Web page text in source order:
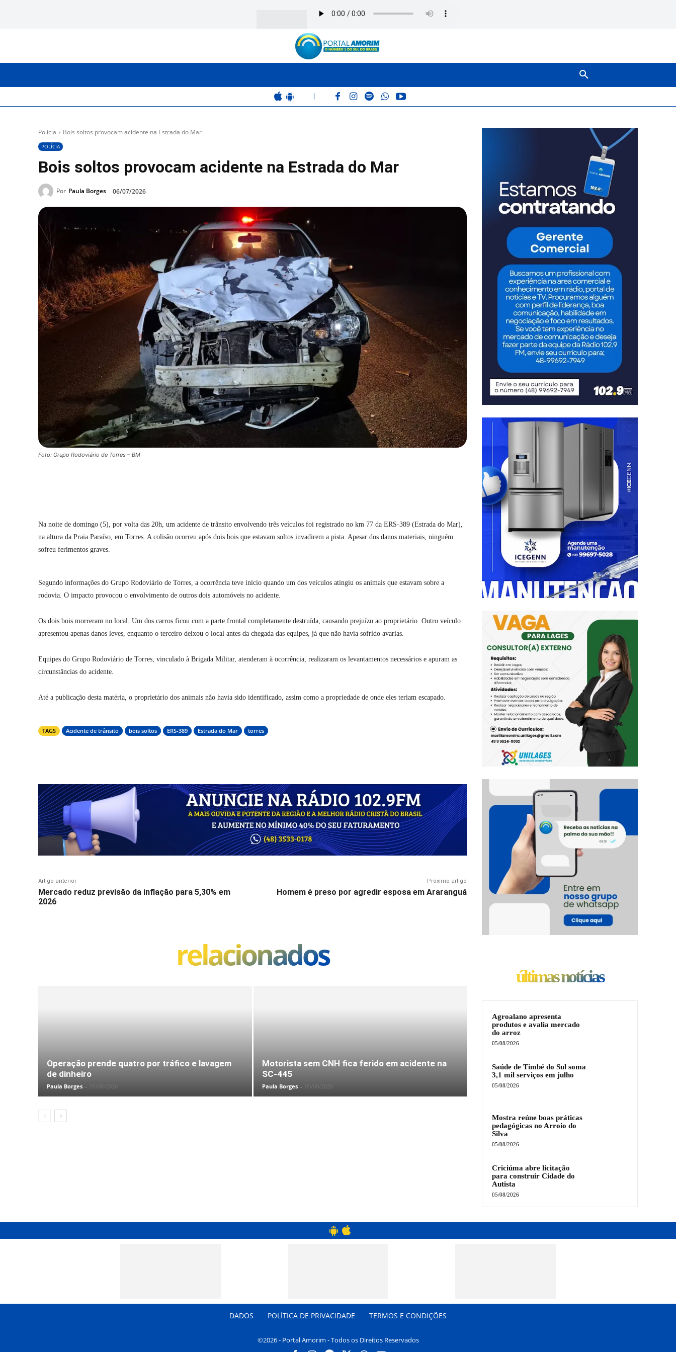
Polícia Bois soltos provocam acidente na Estrada do Mar
POLÍCIA
Bois soltos provocam acidente na Estrada do Mar
Por Paula Borges 06/07/2026
Foto: Grupo Rodoviário de Torres – BM
Na noite de domingo (5), por volta das 20h, um acidente de trânsito envolvendo três veículos foi registrado no km 77 da ERS-389 (Estrada do Mar),
na altura da Praia Paraíso, em Torres. A colisão ocorreu após dois bois que estavam soltos invadirem a pista. Apesar dos danos materiais, ninguém
sofreu ferimentos graves.
Segundo informações do Grupo Rodoviário de Torres, a ocorrência teve início quando um dos veículos atingiu os animais que estavam sobre a
rodovia. O impacto provocou o envolvimento de outros dois automóveis no acidente.
Os dois bois morreram no local. Um dos carros ficou com a parte frontal completamente destruída, causando prejuízo ao proprietário. Outro veículo
apresentou apenas danos leves, enquanto o terceiro deixou o local antes da chegada das equipes, já que não havia sofrido avarias.
Equipes do Grupo Rodoviário de Torres, vinculado à Brigada Militar, atenderam à ocorrência, realizaram os levantamentos necessários e apuram as
circunstâncias do acidente.
Até a publicação desta matéria, o proprietário dos animais não havia sido identificado, assim como a propriedade de onde eles teriam escapado.
TAGS Acidente de trânsito bois soltos ERS-389 Estrada do Mar torres
Artigo anterior
Mercado reduz previsão da inflação para 5,30% em
2026
Próximo artigo
Homem é preso por agredir esposa em Araranguá
relacionados
Operação prende quatro por tráfico e lavagem
de dinheiro
Paula Borges - 05/08/2026
Motorista sem CNH fica ferido em acidente na
SC-445
Paula Borges - 05/08/2026
últimas notícias
Agroalano apresenta
produtos e avalia mercado
do arroz
05/08/2026
Saúde de Timbé do Sul soma
3,1 mil serviços em julho
05/08/2026
Mostra reúne boas práticas
pedagógicas no Arroio do
Silva
05/08/2026
Criciúma abre licitação
para construir Cidade do
Autista
05/08/2026
DADOS POLÍTICA DE PRIVACIDADE TERMOS E CONDIÇÕES
©2026 - Portal Amorim - Todos os Direitos Reservados